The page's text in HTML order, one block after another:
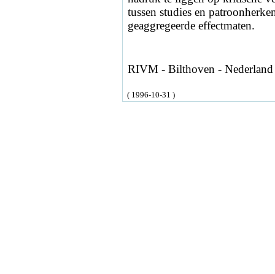
tussen studies en
geaggregeerde effectmaten.
RIVM - Bilthoven -
( 1996-10-31 )